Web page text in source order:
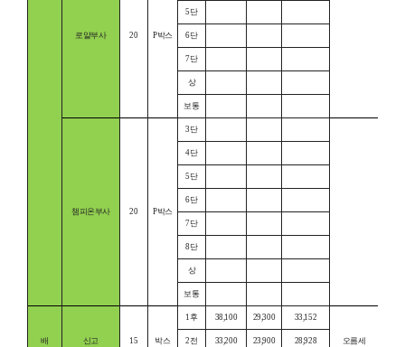
로얄부사 20 P박스
5단
6단
7단
상
보통
챔피온부사 20 P박스
3단
4단
5단
6단
7단
8단
상
보통
배 신고 15 박스
1후 38,100 29,300 33,152
오름세
2전 33,200 23,900 28,928